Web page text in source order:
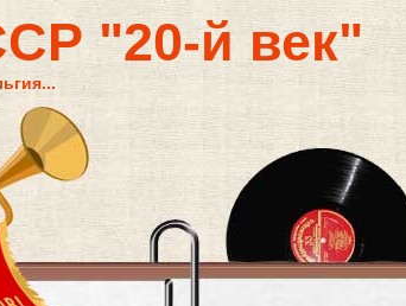
"20-й век"